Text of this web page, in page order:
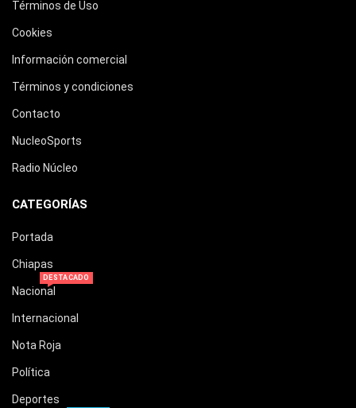
Términos de Uso
Cookies
Información comercial
Términos y condiciones
Contacto
NucleoSports
Radio Núcleo
CATEGORÍAS
Portada
Chiapas
Nacional
DESTACADO
Internacional
Nota Roja
Política
Deportes